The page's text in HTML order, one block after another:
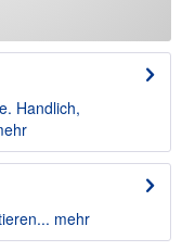
Handlich,
mehr